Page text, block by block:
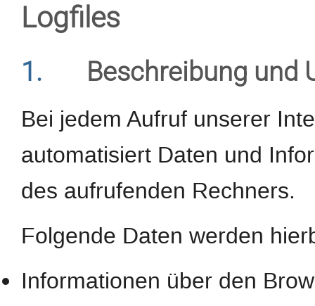
Logfiles
1. Beschreibung und
Bei jedem Aufruf unserer
automatisiert Daten und
des aufrufenden Rechners.
Folgende Daten werden
Informationen über den